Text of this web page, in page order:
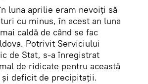
luna aprilie eram nevoiți să
cu minus, în acest an luna
caldă de când se fac
Potrivit Serviciului
de Stat, s-a înregistrat
de ridicate pentru această
și deficit de precipitații.